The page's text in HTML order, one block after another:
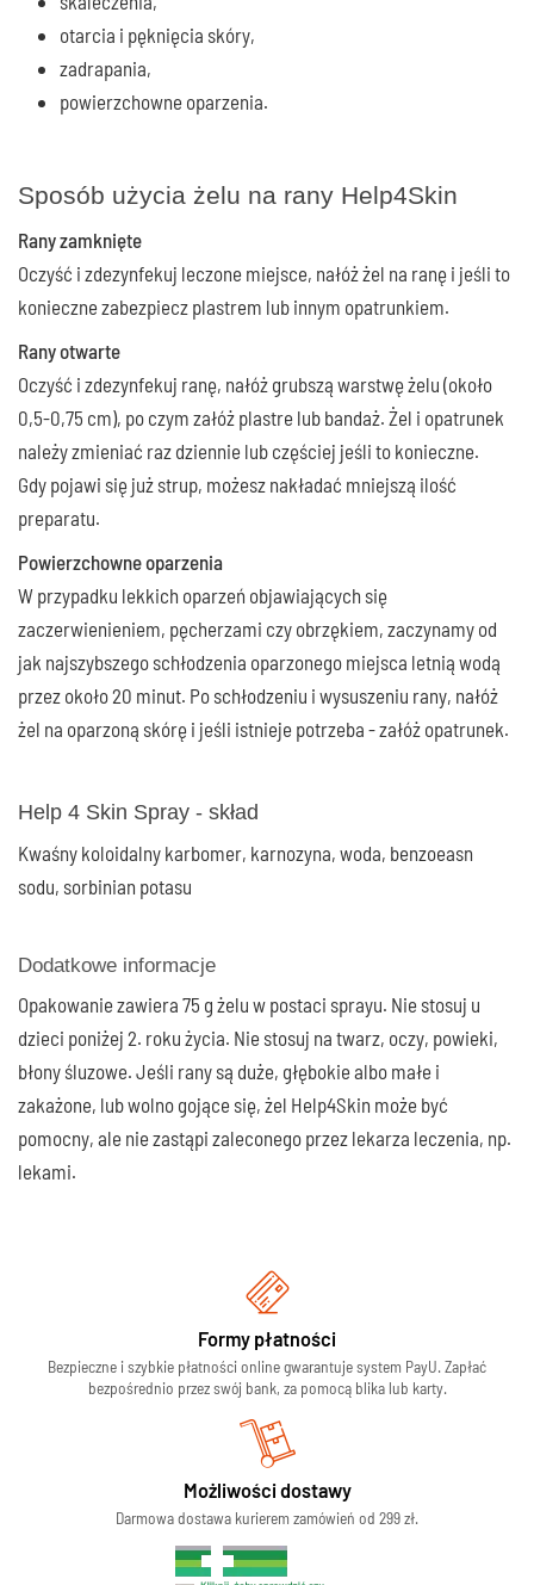
otarcia i pęknięcia skóry,
zadrapania,
powierzchowne oparzenia.
Sposób użycia żelu na rany Help4Skin
Rany zamknięte
Oczyść i zdezynfekuj leczone miejsce, nałóż żel na ranę i jeśli to
konieczne zabezpiecz plastrem lub innym opatrunkiem.
Rany otwarte
Oczyść i zdezynfekuj ranę, nałóż grubszą warstwę żelu (około
0,5-0,75 cm), po czym załóż plastre lub bandaż. Żel i opatrunek
należy zmieniać raz dziennie lub częściej jeśli to konieczne.
Gdy pojawi się już strup, możesz nakładać mniejszą ilość
preparatu.
Powierzchowne oparzenia
W przypadku lekkich oparzeń objawiających się
zaczerwienieniem, pęcherzami czy obrzękiem, zaczynamy od
jak najszybszego schłodzenia oparzonego miejsca letnią wodą
przez około 20 minut. Po schłodzeniu i wysuszeniu rany, nałóż
żel na oparzoną skórę i jeśli istnieje potrzeba - załóż opatrunek.
Help 4 Skin Spray - skład
Kwaśny koloidalny karbomer, karnozyna, woda, benzoeasn
sodu, sorbinian potasu
Dodatkowe informacje
Opakowanie zawiera 75 g żelu w postaci sprayu. Nie stosuj u
dzieci poniżej 2. roku życia. Nie stosuj na twarz, oczy, powieki,
błony śluzowe. Jeśli rany są duże, głębokie albo małe i
zakażone, lub wolno gojące się, żel Help4Skin może być
pomocny, ale nie zastąpi zaleconego przez lekarza leczenia, np.
lekami.
Formy płatności
Bezpieczne i szybkie płatności online gwarantuje system PayU. Zapłać
bezpośrednio przez swój bank, za pomocą blika lub karty.
Możliwości dostawy
Darmowa dostawa kurierem zamówień od 299 zł.